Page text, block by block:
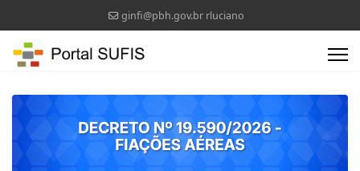
ginfi@pbh.gov.br rluciano